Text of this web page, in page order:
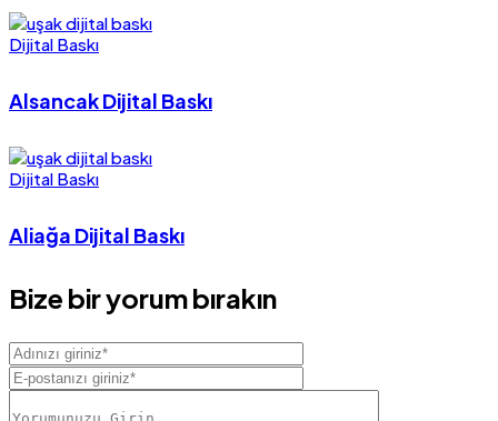
Dijital Baskı
Alsancak Dijital Baskı
Dijital Baskı
Aliağa Dijital Baskı
Bize bir yorum bırakın